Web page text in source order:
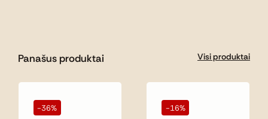
Panašus produktai Visi produktai
-36% -16%